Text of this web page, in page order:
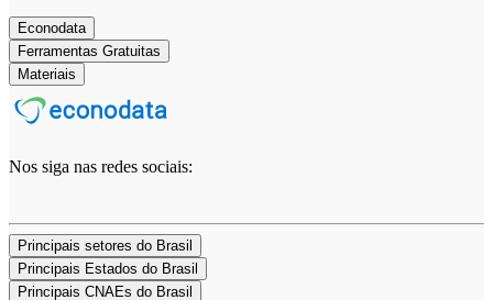
Econodata
Ferramentas Gratuitas
Materiais
Nos siga nas redes sociais:
Principais setores do Brasil
Principais Estados do Brasil
Principais CNAEs do Brasil